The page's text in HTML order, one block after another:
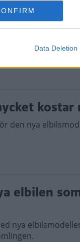
Data Deletion
med
elbilen EQA –
den nya
elbilen
nya